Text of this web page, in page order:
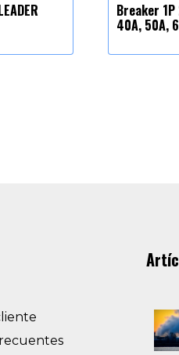
Breaker 1P
40A, 50A,